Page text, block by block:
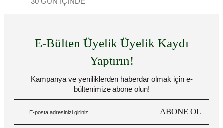
E-Bülten Üyelik Üyelik Kaydı
Yaptırın!
Kampanya ve yeniliklerden haberdar olmak için e-
bültenimize abone olun!
ABONE OL